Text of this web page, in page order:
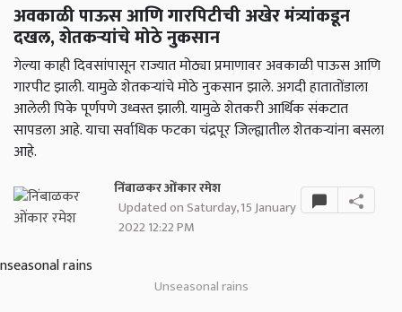
अवकाळी पाऊस आणि गारपिटीची अखेर मंत्र्यांकडून
दखल, शेतकऱ्यांचे मोठे नुकसान
गेल्या काही दिवसांपासून राज्यात मोठ्या प्रमाणावर अवकाळी पाऊस आणि
गारपीट झाली. यामुळे शेतकऱ्यांचे मोठे नुकसान झाले. अगदी हातातोंडाला
आलेली पिके पूर्णपणे उध्वस्त झाली. यामुळे शेतकरी आर्थिक संकटात
सापडला आहे. याचा सर्वाधिक फटका चंद्रपूर जिल्ह्यातील शेतकऱ्यांना बसला
आहे.
निंबाळकर ओंकार रमेश
Updated on Saturday, 15 January
2022 12:22 PM
Unseasonal rains